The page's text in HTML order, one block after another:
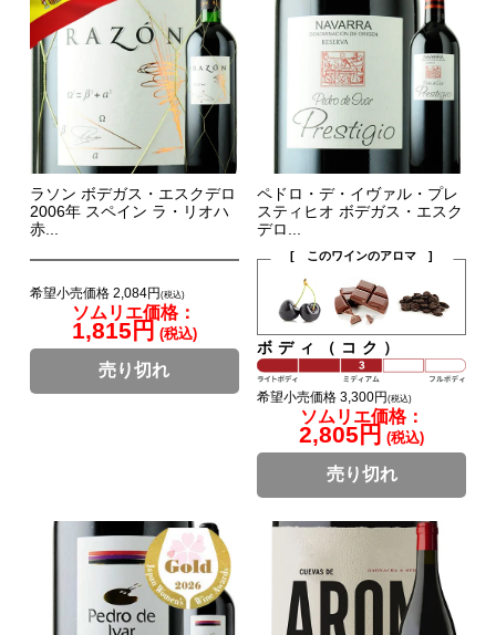
ラソン ボデガス・エスクデロ
2006年 スペイン ラ・リオハ
赤...
希望小売価格 2,084円(税込)
ソムリエ価格：
1,815円 (税込)
売り切れ
ペドロ・デ・イヴァル・プレ
スティヒオ ボデガス・エスク
デロ...
[ このワインのアロマ ]
ボディ（コク）
希望小売価格 3,300円(税込)
ソムリエ価格：
2,805円 (税込)
売り切れ